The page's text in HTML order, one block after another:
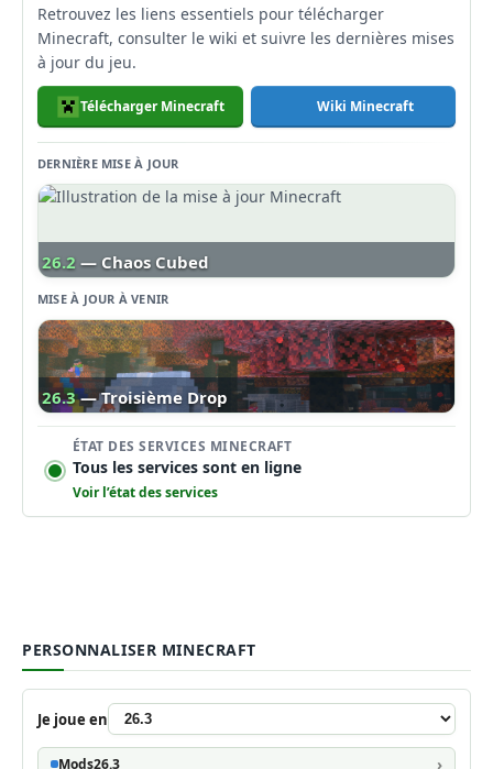
Retrouvez les liens essentiels pour télécharger
Minecraft, consulter le wiki et suivre les dernières mises
à jour du jeu.
Télécharger Minecraft Wiki Minecraft
DERNIÈRE MISE À JOUR
26.2 — Chaos Cubed
MISE À JOUR À VENIR
26.3 — Troisième Drop
ÉTAT DES SERVICES MINECRAFT
Tous les services sont en ligne
Voir l’état des services
PERSONNALISER MINECRAFT
Je joue en
Mods26.3